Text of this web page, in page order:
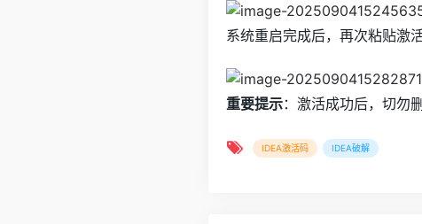
系统重启完成后，再次粘贴激
重要提示：激活成功后，切勿
IDEA激活码 IDEA破解